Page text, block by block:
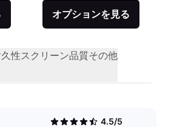
オプションを見る
性スクリーン品質その他
4.5/5